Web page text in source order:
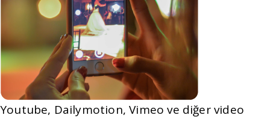
Youtube, Dailymotion, Vimeo ve diğer video